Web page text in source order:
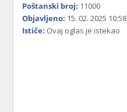
Poštanski broj: 11000
Objavljeno: 15. 02. 2025 10:58
Ističe: Ovaj oglas je istekao